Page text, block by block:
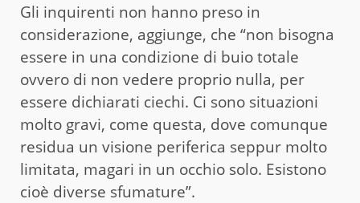
Gli inquirenti non hanno preso in
considerazione, aggiunge, che “non bisogna
essere in una condizione di buio totale
ovvero di non vedere proprio nulla, per
essere dichiarati ciechi. Ci sono situazioni
molto gravi, come questa, dove comunque
residua un visione periferica seppur molto
limitata, magari in un occhio solo. Esistono
cioè diverse sfumature”.